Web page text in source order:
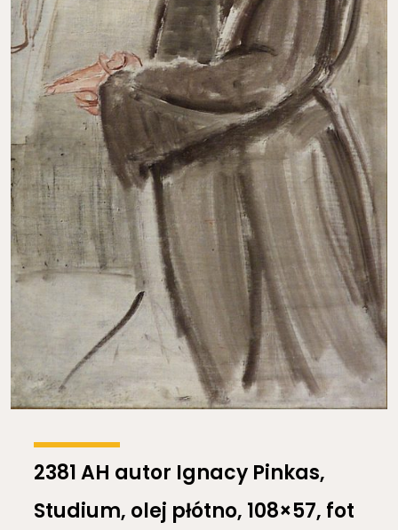
2381 AH autor Ignacy Pinkas,
Studium, olej płótno, 108×57, fot